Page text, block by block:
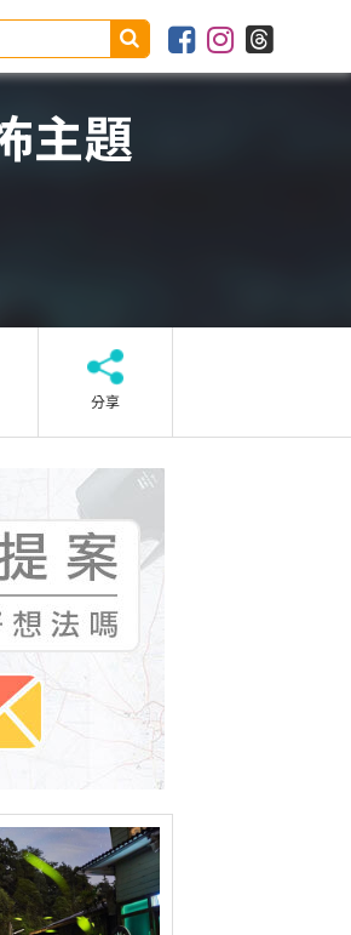
主題
分享